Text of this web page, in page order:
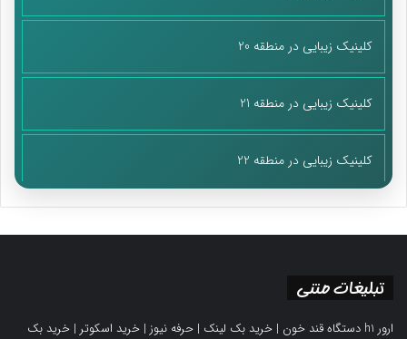
کلینیک زیبایی در منطقه 20
کلینیک زیبایی در منطقه 21
کلینیک زیبایی در منطقه 22
تبلیغات متنی
ارور h1 دستگاه قند خون | خرید بک لینک | حرفه نیوز | خرید اسکوتر | خرید بک